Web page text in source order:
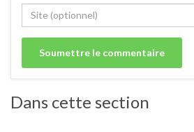
Dans cette section